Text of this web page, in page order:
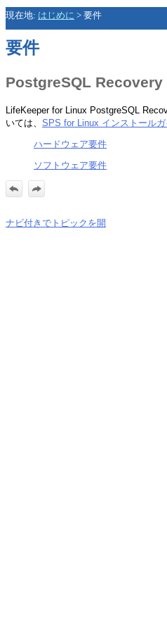
現在地: はじめに > 要件
要件
PostgreSQL Recovery
LifeKeeper for Linux PostgreSQL
いては、 SPS for Linux インストールガ
ハードウェア要件
ソフトウェア要件
ナビ付きでトピックを開